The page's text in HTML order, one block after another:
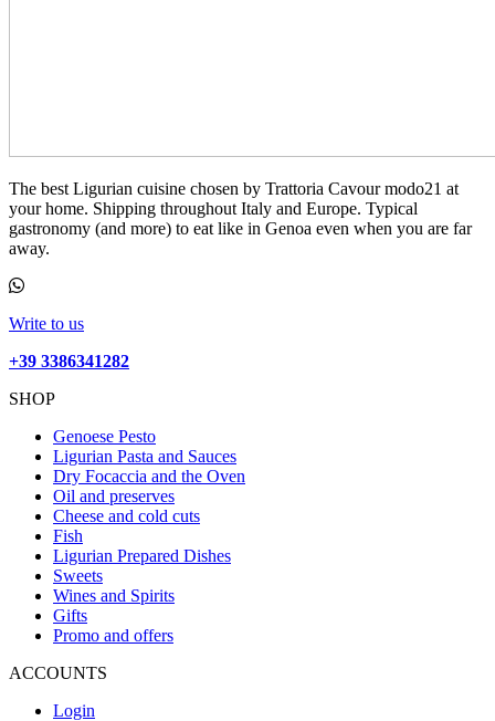
The best Ligurian cuisine chosen by Trattoria Cavour modo21 at
your home. Shipping throughout Italy and Europe. Typical
gastronomy (and more) to eat like in Genoa even when you are far
away.
Write to us
+39 3386341282
SHOP
Genoese Pesto
Ligurian Pasta and Sauces
Dry Focaccia and the Oven
Oil and preserves
Cheese and cold cuts
Fish
Ligurian Prepared Dishes
Sweets
Wines and Spirits
Gifts
Promo and offers
ACCOUNTS
Login